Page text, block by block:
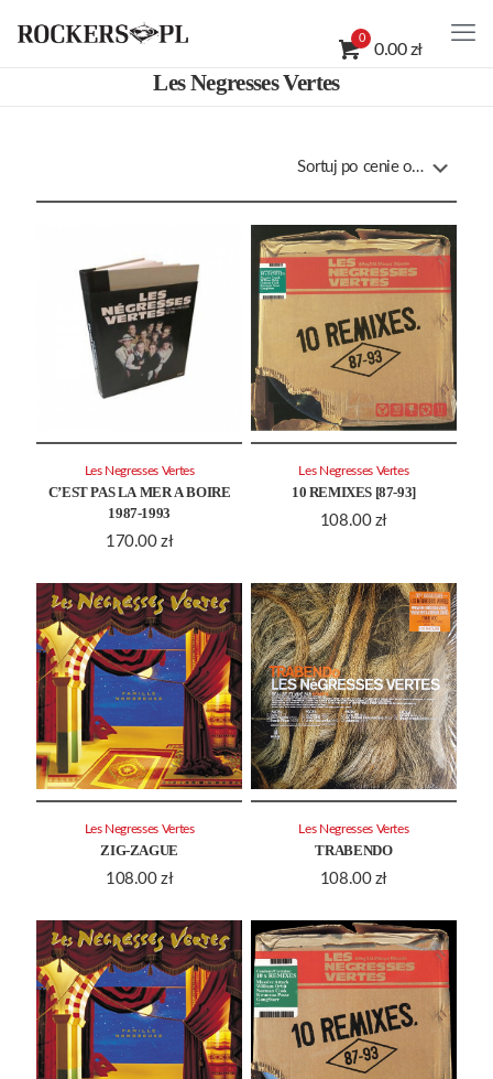
0
0.00 zł
Les Negresses Vertes
C’EST PAS LA MER A BOIRE
1987-1993
170.00 zł
Les Negresses Vertes
10 REMIXES [87-93]
108.00 zł
Les Negresses Vertes
ZIG-ZAGUE
108.00 zł
Les Negresses Vertes
TRABENDO
108.00 zł
Les Negresses Vertes